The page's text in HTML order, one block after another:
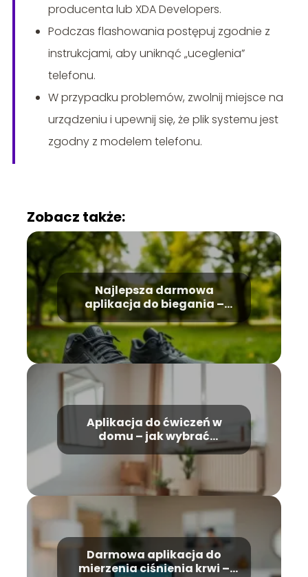
producenta lub XDA Developers.
Podczas flashowania postępuj zgodnie z
instrukcjami, aby uniknąć „uceglenia”
telefonu.
W przypadku problemów, zwolnij miejsce na
urządzeniu i upewnij się, że plik systemu jest
zgodny z modelem telefonu.
Zobacz także:
Najlepsza darmowa
aplikacja do biegania –
która z nich wybrać?
Aplikacja do ćwiczeń w
domu – jak wybrać
najlepszą?
Darmowa aplikacja do
mierzenia ciśnienia krwi –